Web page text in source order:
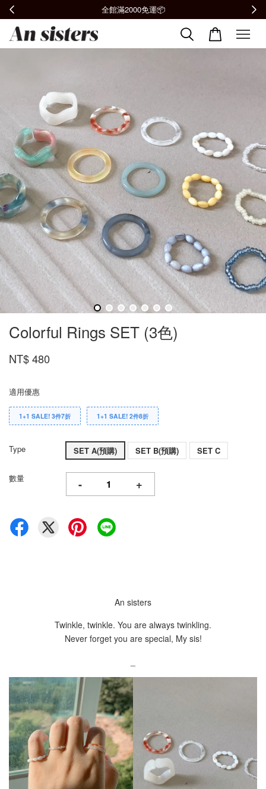
全館滿2000免運📦
Colorful Rings SET (3色)
NT$ 480
適用優惠
1+1 SALE! 3件7折 1+1 SALE! 2件8折
Type SET A(預購) SET B(預購) SET C
數量 - +
An sisters
Twinkle, twinkle. You are always twinkling.
Never forget you are special, My sis!